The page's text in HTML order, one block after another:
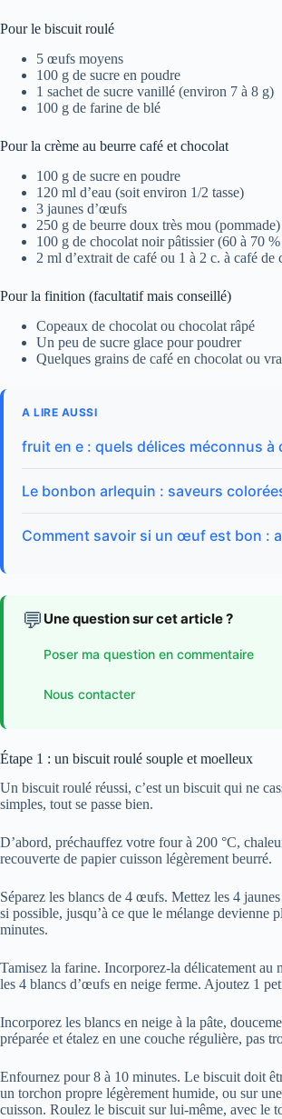
Pour le biscuit roulé
5 œufs moyens
100 g de sucre en poudre
1 sachet de sucre vanillé (environ 7 à 8 g)
100 g de farine de blé
Pour la crème au beurre café et chocolat
100 g de sucre en poudre
120 ml d’eau (soit environ 1/2 tasse)
3 jaunes d’œufs
250 g de beurre doux très mou (pommade)
100 g de chocolat noir pâtissier (60 à 70
2 ml d’extrait de café ou 1 à 2 c. à café de
Pour la finition (facultatif mais conseillé)
Copeaux de chocolat ou chocolat râpé
Un peu de sucre glace pour poudrer
Quelques grains de café en chocolat ou
A LIRE AUSSI
fruit en e : quels délices méconnus à
Le bonbon arlequin : saveurs
Comment savoir si un œuf est bon :
💬 Une question sur cet article ?
Poser ma question en commentaire
Nous contacter
Étape 1 : un biscuit roulé souple et moelleux
Un biscuit roulé réussi, c’est un biscuit qui ne
simples, tout se passe bien.
D’abord, préchauffez votre four à 200 °C,
recouverte de papier cuisson légèrement beurré.
Séparez les blancs de 4 œufs. Mettez les 4
si possible, jusqu’à ce que le mélange
minutes.
Tamisez la farine. Incorporez-la délicatement au
les 4 blancs d’œufs en neige ferme. Ajoutez 1
Incorporez les blancs en neige à la pâte,
préparée et étalez en une couche régulière, pas
Enfournez pour 8 à 10 minutes. Le biscuit doit
un torchon propre légèrement humide, ou sur
cuisson. Roulez le biscuit sur lui-même, avec le